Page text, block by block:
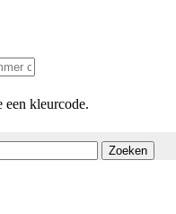
kleurcode.
Zoeken